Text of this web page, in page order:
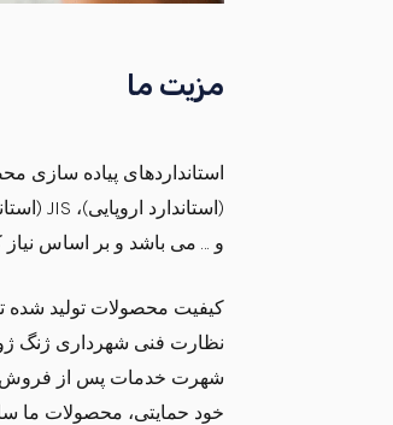
مزیت ما
و … می باشد و بر اساس
کیفیت محصولات تولید شده
نظارت فنی شهرداری ژنگ
شهرت خدمات پس از فروش
خود حمایتی، محصولات ما